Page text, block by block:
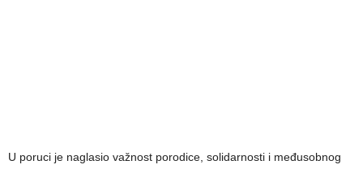
U poruci je naglasio važnost porodice, solidarnosti i međusobnog